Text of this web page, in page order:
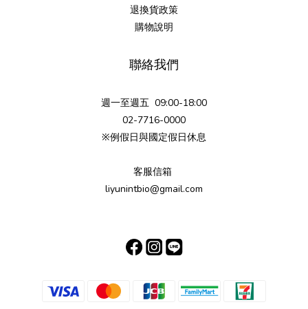
退換貨政策
購物說明
聯絡我們
週一至週五 09:00-18:00
02-7716-0000
※例假日與國定假日休息
客服信箱
liyunintbio@gmail.com